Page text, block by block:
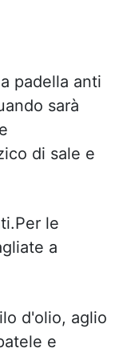
padella anti
sarà
di sale e
le
a
d'olio, aglio
e